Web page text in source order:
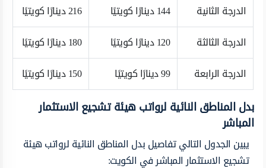
الدرجة الثانية
144 دينارًا كويتيًا
216 دينارًا كويتيًا
الدرجة الثالثة
120 دينارًا كويتيًا
180 دينارًا كويتيًا
الدرجة الرابعة
99 دينارًا كويتيًا 150 دينارًا كويتيًا
بدل المناطق النائية لرواتب هيئة تشجيع الاستثمار
المباشر
يبين الجدول التالي تفاصيل بدل المناطق النائية لرواتب هيئة
تشجيع الاستثمار المباشر في الكويت: